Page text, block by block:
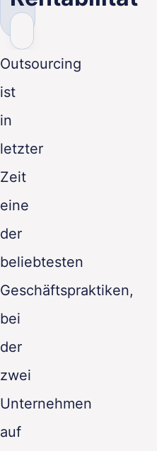
Outsourcing
ist
in
letzter
Zeit
eine
der
beliebtesten
Geschäftspraktiken,
bei
der
zwei
Unternehmen
auf